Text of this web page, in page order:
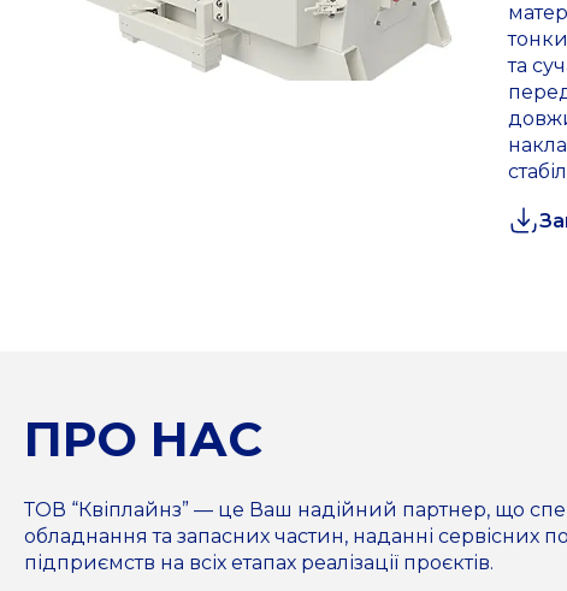
та
ПРО НАС
ТОВ “Квіплайнз” — це Ваш надійний партнер, що
обладнання та запасних частин, наданні сервісних
підприємств на всіх етапах реалізації проєктів.